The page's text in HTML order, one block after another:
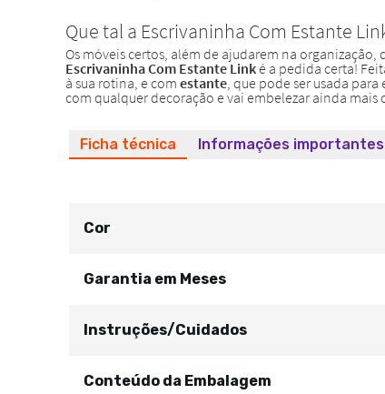
Ficha técnica Informações importantes
Cor
Garantia em Meses
Instruções/Cuidados
Conteúdo da Embalagem